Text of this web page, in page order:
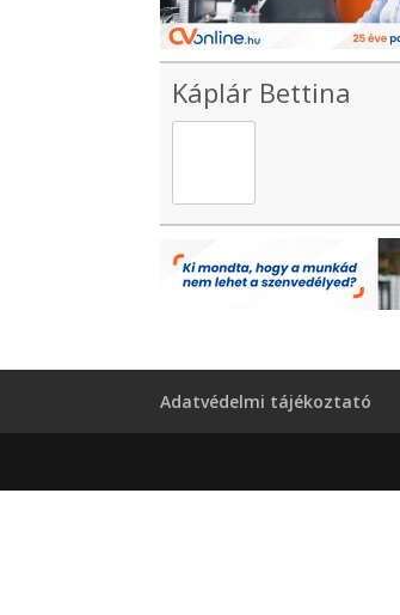
Káplár Bettina
Adatvédelmi tájékoztató